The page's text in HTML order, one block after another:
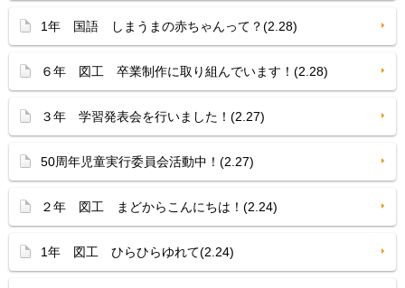
1年 国語 しまうまの赤ちゃんって？(2.28)
６年 図工 卒業制作に取り組んでいます！(2.28)
３年 学習発表会を行いました！(2.27)
50周年児童実行委員会活動中！(2.27)
２年 図工 まどからこんにちは！(2.24)
1年 図工 ひらひらゆれて(2.24)